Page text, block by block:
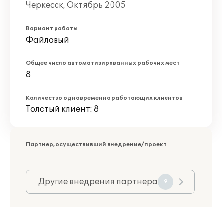
Черкесск, Октябрь 2005
Вариант работы
Файловый
Общее число автоматизированных рабочих мест
8
Количество одновременно работающих клиентов
Толстый клиент: 8
Партнер, осуществивший внедрение/проект
Другие внедрения партнера 9